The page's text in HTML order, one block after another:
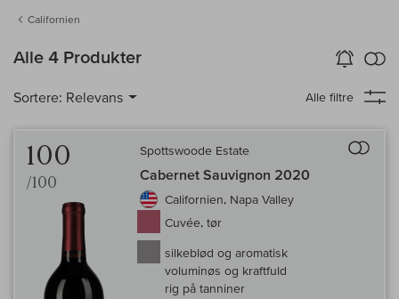
Californien
Alle 4 Produkter Vin-Alarm
aktiver
Sortere: Relevans Alle filtre
100
/100
Spottswoode Estate
Cabernet Sauvignon 2020
Californien, Napa Valley
Cuvée, tør
silkeblød og aromatisk
voluminøs og kraftfuld
rig på tanniner